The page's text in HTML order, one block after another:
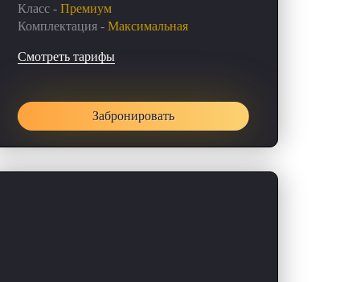
Класс - Премиум
Комплектация - Максимальная
Смотреть тарифы
Забронировать